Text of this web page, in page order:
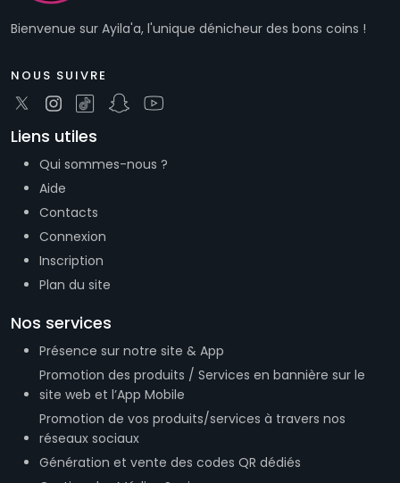
Bienvenue sur Ayila'a, l'unique dénicheur des bons coins !
NOUS SUIVRE
Liens utiles
Qui sommes-nous ?
Aide
Contacts
Connexion
Inscription
Plan du site
Nos services
Présence sur notre site & App
Promotion des produits / Services en bannière sur le
site web et l’App Mobile
Promotion de vos produits/services à travers nos
réseaux sociaux
Génération et vente des codes QR dédiés